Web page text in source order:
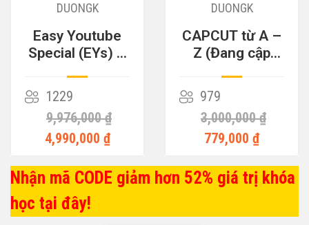
DUONGK
Easy Youtube
Special (EYs) –
Tiền
1229
9,976,000 ₫
4,990,000 ₫
DUONGK
CAPCUT từ A –
Z (Đang cập
979
3,000,000 ₫
779,000 ₫
Nhận mã CODE giảm hơn 52% giá trị khóa
học tại đây!